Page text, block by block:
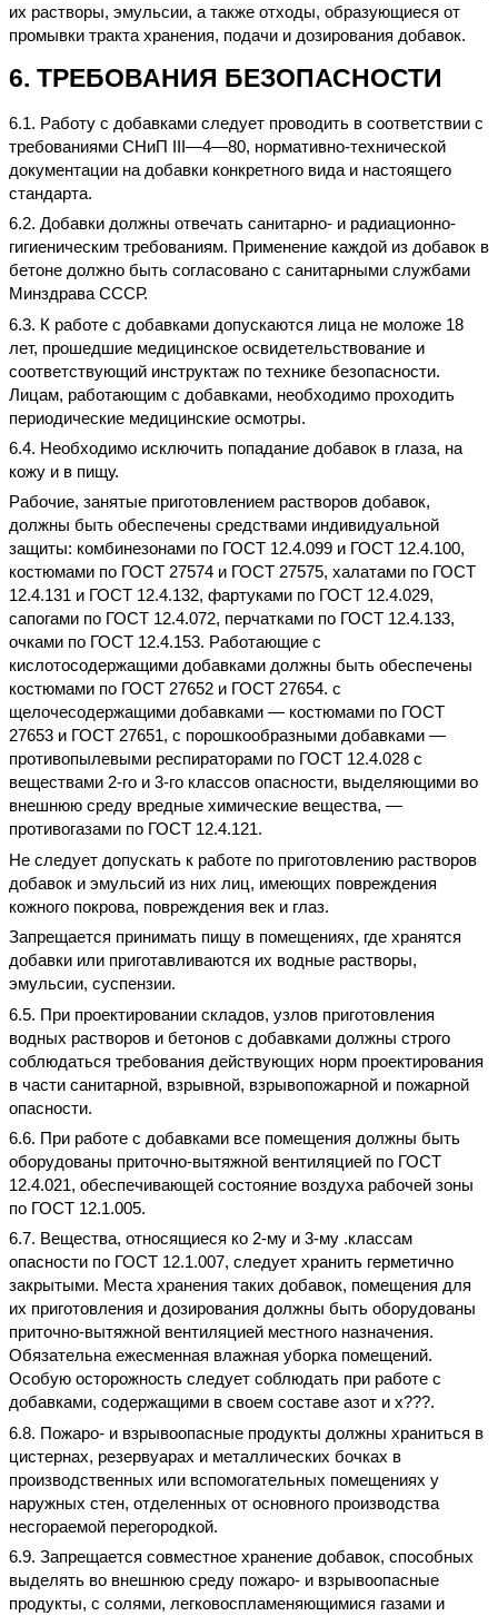
их растворы, эмульсии, а также отходы, образующиеся от
промывки тракта хранения, подачи и дозирования добавок.
6. ТРЕБОВАНИЯ БЕЗОПАСНОСТИ
6.1. Работу с добавками следует проводить в соответствии с
требованиями СНиП III—4—80, нормативно-технической
документации на добавки конкретного вида и настоящего
стандарта.
6.2. Добавки должны отвечать санитарно- и радиационно-
гигиеническим требованиям. Применение каждой из добавок в
бетоне должно быть согласовано с санитарными службами
Минздрава СССР.
6.3. К работе с добавками допускаются лица не моложе 18
лет, прошедшие медицинское освидетельствование и
соответствующий инструктаж по технике безопасности.
Лицам, работающим с добавками, необходимо проходить
периодические медицинские осмотры.
6.4. Необходимо исключить попадание добавок в глаза, на
кожу и в пищу.
Рабочие, занятые приготовлением растворов добавок,
должны быть обеспечены средствами индивидуальной
защиты: комбинезонами по ГОСТ 12.4.099 и ГОСТ 12.4.100,
костюмами по ГОСТ 27574 и ГОСТ 27575, халатами по ГОСТ
12.4.131 и ГОСТ 12.4.132, фартуками по ГОСТ 12.4.029,
сапогами по ГОСТ 12.4.072, перчатками по ГОСТ 12.4.133,
очками по ГОСТ 12.4.153. Работающие с
кислотосодержащими добавками должны быть обеспечены
костюмами по ГОСТ 27652 и ГОСТ 27654. с
щелочесодержащими добавками — костюмами по ГОСТ
27653 и ГОСТ 27651, с порошкообразными добавками —
противопылевыми респираторами по ГОСТ 12.4.028 с
веществами 2-го и 3-го классов опасности, выделяющими во
внешнюю среду вредные химические вещества, —
противогазами по ГОСТ 12.4.121.
Не следует допускать к работе по приготовлению растворов
добавок и эмульсий из них лиц, имеющих повреждения
кожного покрова, повреждения век и глаз.
Запрещается принимать пищу в помещениях, где хранятся
добавки или приготавливаются их водные растворы,
эмульсии, суспензии.
6.5. При проектировании складов, узлов приготовления
водных растворов и бетонов с добавками должны строго
соблюдаться требования действующих норм проектирования
в части санитарной, взрывной, взрывопожарной и пожарной
опасности.
6.6. При работе с добавками все помещения должны быть
оборудованы приточно-вытяжной вентиляцией по ГОСТ
12.4.021, обеспечивающей состояние воздуха рабочей зоны
по ГОСТ 12.1.005.
6.7. Вещества, относящиеся ко 2-му и 3-му .классам
опасности по ГОСТ 12.1.007, следует хранить герметично
закрытыми. Места хранения таких добавок, помещения для
их приготовления и дозирования должны быть оборудованы
приточно-вытяжной вентиляцией местного назначения.
Обязательна ежесменная влажная уборка помещений.
Особую осторожность следует соблюдать при работе с
добавками, содержащими в своем составе азот и x???.
6.8. Пожаро- и взрывоопасные продукты должны храниться в
цистернах, резервуарах и металлических бочках в
производственных или вспомогательных помещениях у
наружных стен, отделенных от основного производства
несгораемой перегородкой.
6.9. Запрещается совместное хранение добавок, способных
выделять во внешнюю среду пожаро- и взрывоопасные
продукты, с солями, легковоспламеняющимися газами и